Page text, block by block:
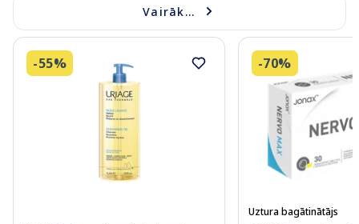
Vairāk...
-55% -70%
Uztura bagātinātājs